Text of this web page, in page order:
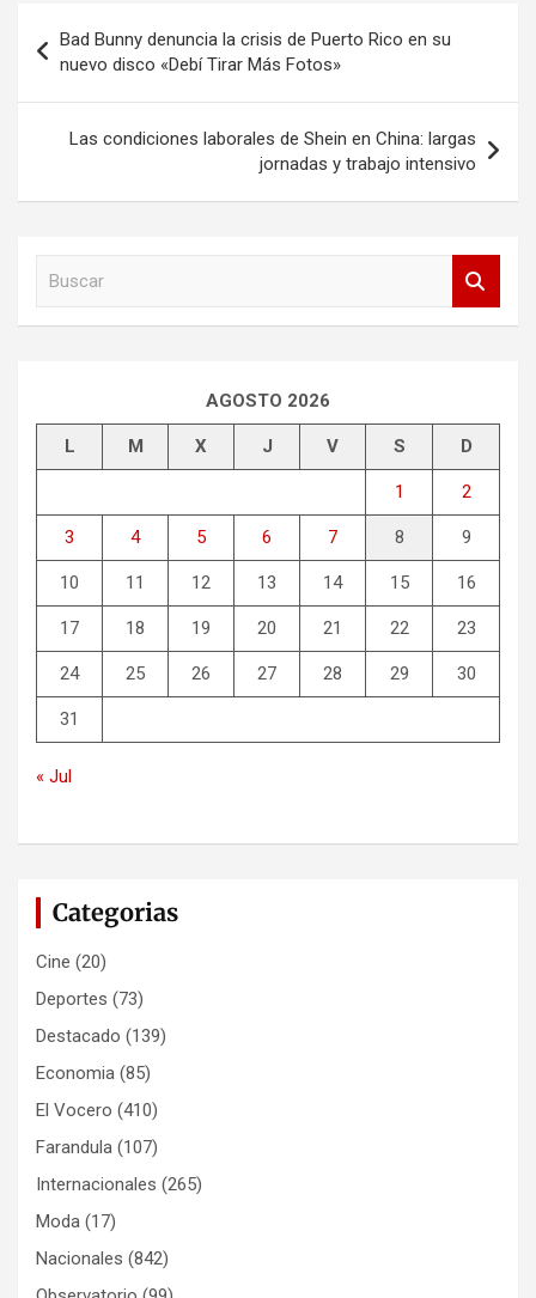
Navegación
de
entradas
Bad Bunny denuncia la crisis de Puerto Rico en su
nuevo disco «Debí Tirar Más Fotos»
Las condiciones laborales de Shein en China: largas
jornadas y trabajo intensivo
AGOSTO 2026
L M X J V S D
1 2
3 4 5 6 7 8 9
10 11 12 13 14 15 16
17 18 19 20 21 22 23
24 25 26 27 28 29 30
31
« Jul
Categorias
Cine (20)
Deportes (73)
Destacado (139)
Economia (85)
El Vocero (410)
Farandula (107)
Internacionales (265)
Moda (17)
Nacionales (842)